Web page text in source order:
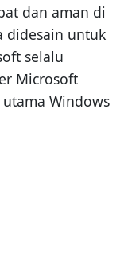
dan aman di
didesain untuk
selalu
Microsoft
Windows